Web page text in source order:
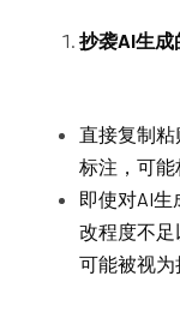
抄袭AI生成
直接复制
标注，可能
即使对AI
改程度不
可能被视为